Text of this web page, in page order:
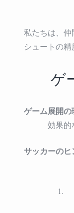
私たちは、仲
シュートの精
ゲ
ゲーム展開の
効果的
サッカーのヒ